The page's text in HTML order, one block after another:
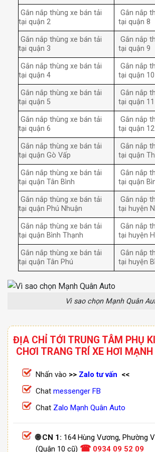
Gắn nắp thùng xe bán tải
tại quận 2
Gắn nắp
tại quận 8
Gắn nắp thùng xe bán tải
tại quận 3
Gắn nắp
tại quận 9
Gắn nắp thùng xe bán tải
tại quận 4
Gắn nắp
tại quận 10
Gắn nắp thùng xe bán tải
tại quận 5
Gắn nắp
tại quận 11
Gắn nắp thùng xe bán tải
tại quận 6
Gắn nắp
tại quận 12
Gắn nắp thùng xe bán tải
tại quận Gò Vấp
Gắn nắp
tại quận
Gắn nắp thùng xe bán tải
tại quận Tân Bình
Gắn nắp
tại quận
Gắn nắp thùng xe bán tải
tại quận Phú Nhuận
Gắn nắp
tại huyện
Gắn nắp thùng xe bán tải
tại quận Bình Thạnh
Gắn nắp
tại huyện
Gắn nắp thùng xe bán tải
tại quận Tân Phú
Gắn nắp
tại huyện
Vì sao chọn Mạnh Quân
ĐỊA CHỈ TỚI TRUNG TÂM PHỤ
CHƠI TRANG TRÍ XE HƠI
Nhấn vào >> Zalo tư vấn <<
Chat messenger FB
Chat Zalo Mạnh Quân Auto
🌐 CN 1: 164 Hùng Vương, Phường
(Quận 10 cũ) ☎ 0934 09 52 09